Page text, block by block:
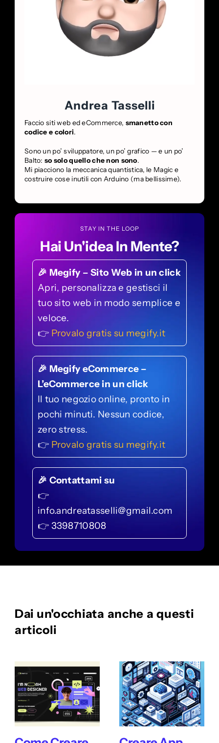
Andrea Tasselli
Faccio siti web ed eCommerce, smanetto con
codice e colori.
Sono un po’ sviluppatore, un po’ grafico — e un po’
Balto: so solo quello che non sono.
Mi piacciono la meccanica quantistica, le Magic e
costruire cose inutili con Arduino (ma bellissime).
STAY IN THE LOOP
Hai Un'idea In Mente?
🎉 Megify – Sito Web in un click
Apri, personalizza e gestisci il
tuo sito web in modo semplice e
veloce.
👉 Provalo gratis su megify.it
🎉 Megify eCommerce –
L’eCommerce in un click
Il tuo negozio online, pronto in
pochi minuti. Nessun codice,
zero stress.
👉 Provalo gratis su megify.it
🎉 Contattami su
👉
info.andreatasselli@gmail.com
👉 3398710808
Dai un'occhiata anche a questi
articoli